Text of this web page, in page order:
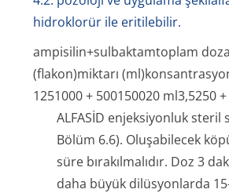
hidroklorür ile eritilebilir.
ampisilin+sulbaktamtoplam
(flakon)miktarı
1251000 + 500150020 ml3,5250
ALFASİD enjeksiyonluk steril
Bölüm 6.6). Oluşabilecek
süre bırakılmalıdır. Doz 3
daha büyük dilüsyonlarda